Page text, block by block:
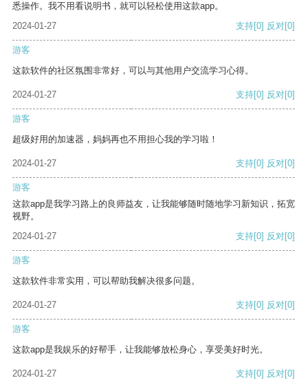
悉操作。我不用看说明书，就可以轻松使用这款app。
2024-01-27
支持[0] 反对[0]
游客
这款软件的社区氛围非常好，可以与其他用户交流学习心得。
2024-01-27 支持[0] 反对[0]
游客
超级好用的加速器，妈妈再也不用担心我的学习啦！
2024-01-27 支持[0] 反对[0]
游客
这款app是我学习路上的良师益友，让我能够随时随地学习新知识，拓宽
视野。
2024-01-27
支持[0] 反对[0]
游客
这款软件非常实用，可以帮助我解决很多问题。
2024-01-27 支持[0] 反对[0]
游客
这款app是我娱乐的好帮手，让我能够放松身心，享受美好时光。
2024-01-27 支持[0] 反对[0]